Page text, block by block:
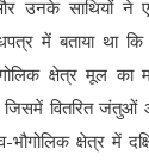
साथियों ने
में बताया था
क्षेत्र मूल का
जिसमें वितरित
क्षेत्र में